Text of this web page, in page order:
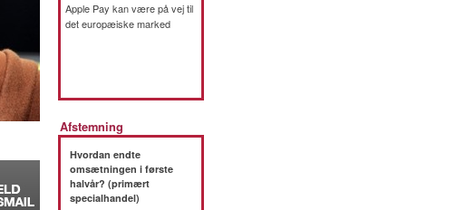
Apple Pay kan være på vej til
det europæiske marked
Afstemning
Hvordan endte
omsætningen i første
halvår? (primært
specialhandel)